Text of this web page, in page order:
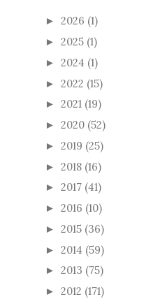
► 2026 (1)
► 2025 (1)
► 2024 (1)
► 2022 (15)
► 2021 (19)
► 2020 (52)
► 2019 (25)
► 2018 (16)
► 2017 (41)
► 2016 (10)
► 2015 (36)
► 2014 (59)
► 2013 (75)
► 2012 (171)